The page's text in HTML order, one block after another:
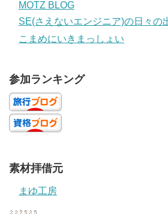
MOTZ BLOG
SE(さえないエンジニア)の日々の
こまめにいきまっしょい
参加ランキング
素材拝借元
まゆ工房